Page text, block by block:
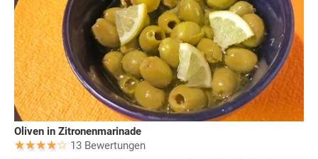
Oliven in Zitronenmarinade
13 Bewertungen